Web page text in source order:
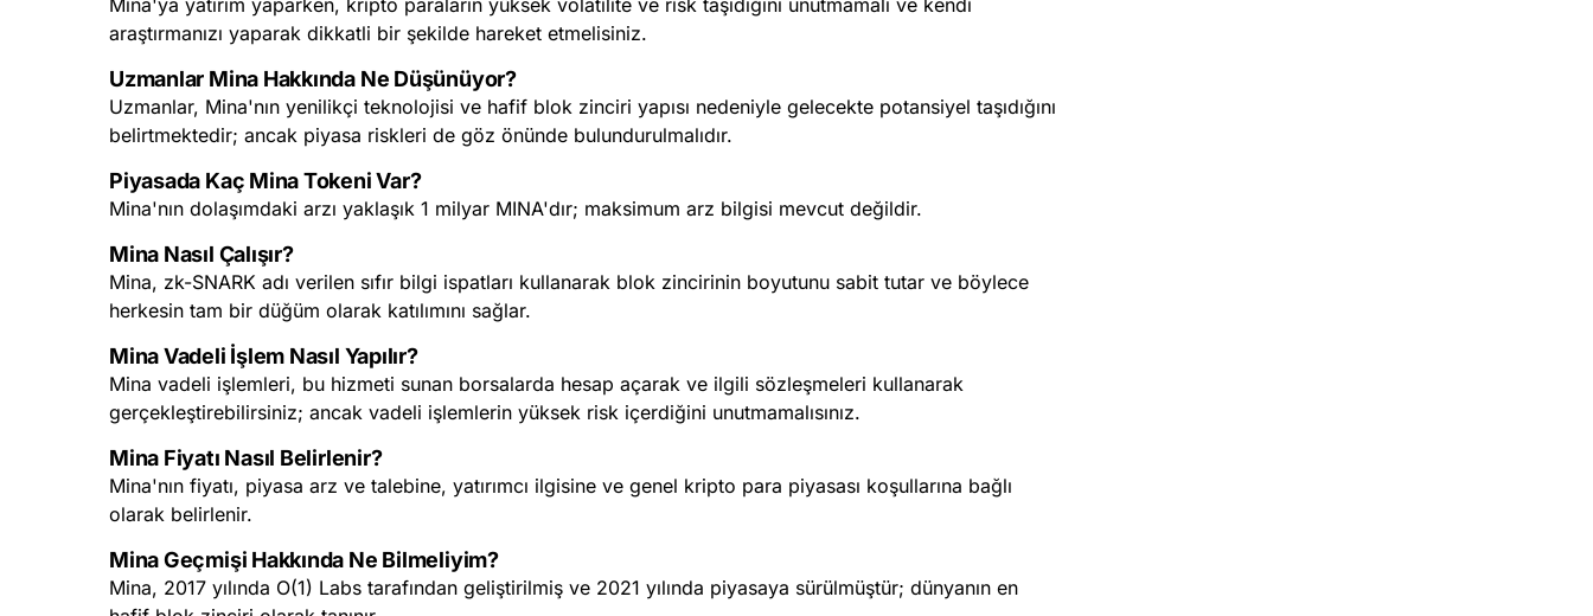
araştırmanızı yaparak dikkatli bir şekilde hareket etmelisiniz.
Uzmanlar Mina Hakkında Ne Düşünüyor?
Uzmanlar, Mina'nın yenilikçi teknolojisi ve hafif blok zinciri yapısı nedeniyle gelecekte potansiyel taşıdığını
belirtmektedir; ancak piyasa riskleri de göz önünde bulundurulmalıdır.
Piyasada Kaç Mina Tokeni Var?
Mina'nın dolaşımdaki arzı yaklaşık 1 milyar MINA'dır; maksimum arz bilgisi mevcut değildir.
Mina Nasıl Çalışır?
Mina, zk-SNARK adı verilen sıfır bilgi ispatları kullanarak blok zincirinin boyutunu sabit tutar ve böylece
herkesin tam bir düğüm olarak katılımını sağlar.
Mina Vadeli İşlem Nasıl Yapılır?
Mina vadeli işlemleri, bu hizmeti sunan borsalarda hesap açarak ve ilgili sözleşmeleri kullanarak
gerçekleştirebilirsiniz; ancak vadeli işlemlerin yüksek risk içerdiğini unutmamalısınız.
Mina Fiyatı Nasıl Belirlenir?
Mina'nın fiyatı, piyasa arz ve talebine, yatırımcı ilgisine ve genel kripto para piyasası koşullarına bağlı
olarak belirlenir.
Mina Geçmişi Hakkında Ne Bilmeliyim?
Mina, 2017 yılında O(1) Labs tarafından geliştirilmiş ve 2021 yılında piyasaya sürülmüştür; dünyanın en